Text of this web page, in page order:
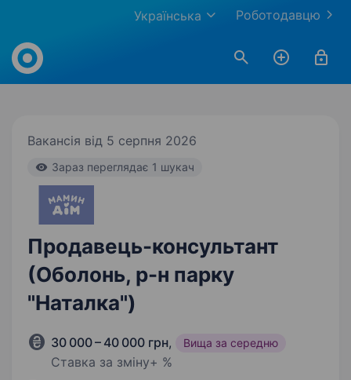
Роботодавцю
Українська
Work.ua
Вакансія від 5 серпня 2026
Зараз переглядає 1 шукач
Продавець-консультант
(Оболонь, р-н парку
"Наталка")
30 000 – 40 000 грн, Вища за середню
Ставка за зміну+ %